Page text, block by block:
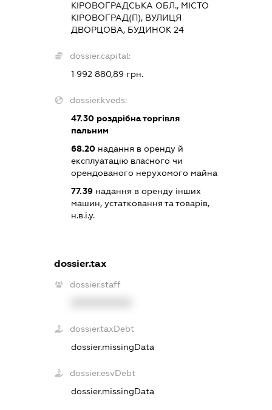
КІРОВОГРАДСЬКА ОБЛ., МІСТО
КІРОВОГРАД(П), ВУЛИЦЯ
ДВОРЦОВА, БУДИНОК 24
dossier.capital:
1 992 880,89 грн.
dossier.kveds:
47.30роздрібна торгівля
пальним
68.20надання в оренду й
експлуатацію власного чи
орендованого нерухомого майна
77.39надання в оренду інших
машин, устатковання та товарів,
н.в.і.у.
dossier.tax
dossier.staff
dossier.taxDebt
dossier.missingData
dossier.esvDebt
dossier.missingData